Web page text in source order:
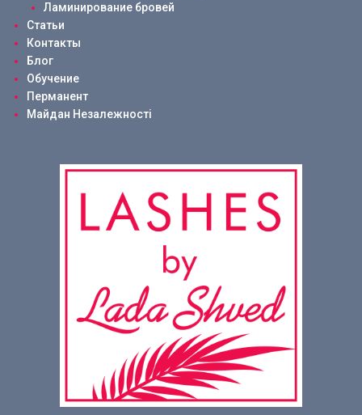
Ламинирование бровей
Статьи
Контакты
Блог
Обучение
Перманент
Майдан Незалежності